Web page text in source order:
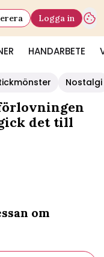
HANDARBETE
Logga in
Nostalgi
det till
om